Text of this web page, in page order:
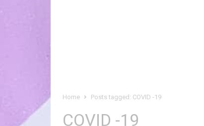
Home Posts tagged: COVID -19
COVID -19